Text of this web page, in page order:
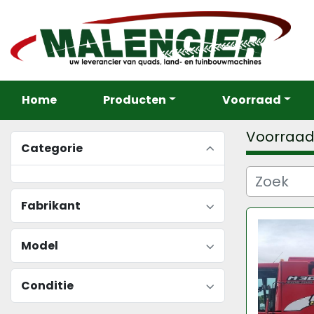
Home Voorraad
Producten
Categorie
Fabrikant
Model
Conditie
Voorraad